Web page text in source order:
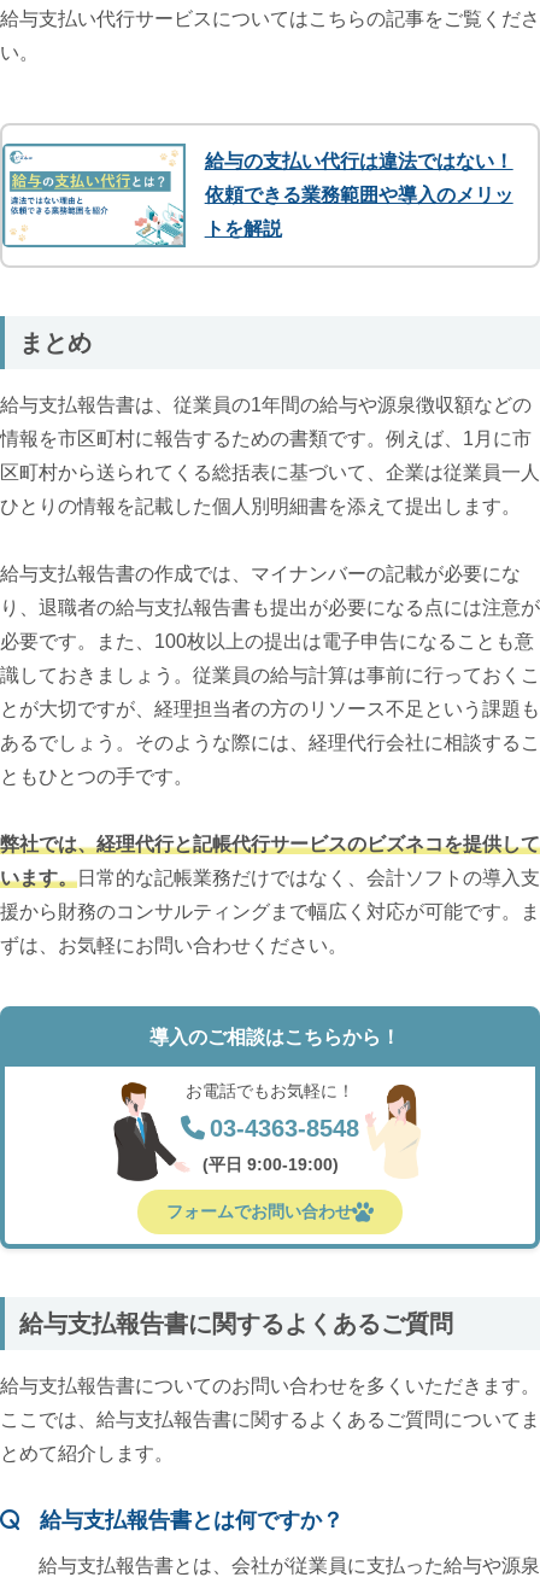
給与支払い代行サービスについてはこちらの記事をご覧くださ
い。
給与の支払い代行は違法ではない！
依頼できる業務範囲や導入のメリッ
トを解説
まとめ
給与支払報告書は、従業員の1年間の給与や源泉徴収額などの
情報を市区町村に報告するための書類です。例えば、1月に市
区町村から送られてくる総括表に基づいて、企業は従業員一人
ひとりの情報を記載した個人別明細書を添えて提出します。
給与支払報告書の作成では、マイナンバーの記載が必要にな
り、退職者の給与支払報告書も提出が必要になる点には注意が
必要です。また、100枚以上の提出は電子申告になることも意
識しておきましょう。従業員の給与計算は事前に行っておくこ
とが大切ですが、経理担当者の方のリソース不足という課題も
あるでしょう。そのような際には、経理代行会社に相談するこ
ともひとつの手です。
弊社では、経理代行と記帳代行サービスのビズネコを提供して
います。日常的な記帳業務だけではなく、会計ソフトの導入支
援から財務のコンサルティングまで幅広く対応が可能です。ま
ずは、お気軽にお問い合わせください。
導入のご相談はこちらから！
お電話でもお気軽に！
03-4363-8548
(平日 9:00-19:00)
フォームでお問い合わせ
給与支払報告書に関するよくあるご質問
給与支払報告書についてのお問い合わせを多くいただきます。
ここでは、給与支払報告書に関するよくあるご質問についてま
とめて紹介します。
給与支払報告書とは何ですか？
給与支払報告書とは、会社が従業員に支払った給与や源泉